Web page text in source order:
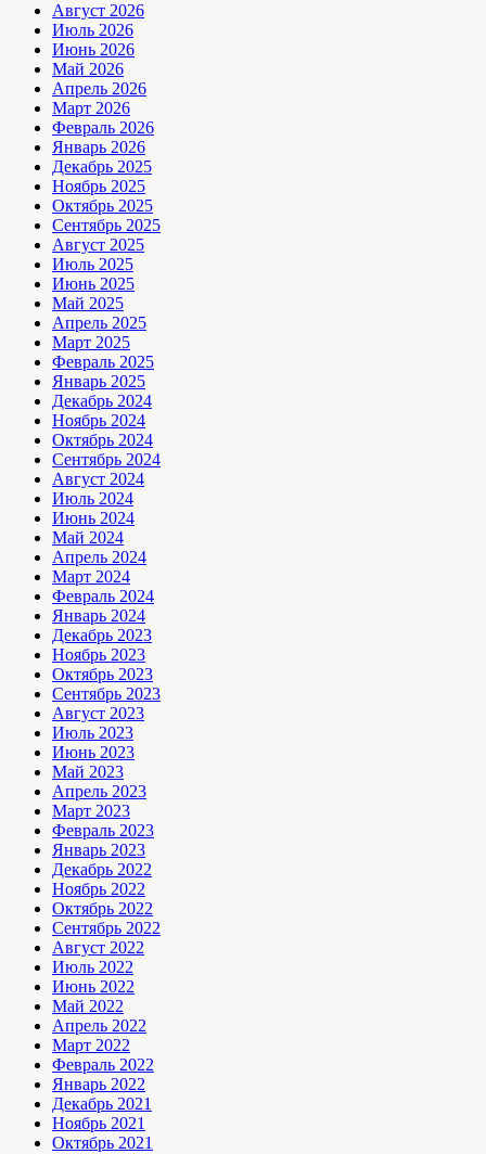
Август 2026
Июль 2026
Июнь 2026
Май 2026
Апрель 2026
Март 2026
Февраль 2026
Январь 2026
Декабрь 2025
Ноябрь 2025
Октябрь 2025
Сентябрь 2025
Август 2025
Июль 2025
Июнь 2025
Май 2025
Апрель 2025
Март 2025
Февраль 2025
Январь 2025
Декабрь 2024
Ноябрь 2024
Октябрь 2024
Сентябрь 2024
Август 2024
Июль 2024
Июнь 2024
Май 2024
Апрель 2024
Март 2024
Февраль 2024
Январь 2024
Декабрь 2023
Ноябрь 2023
Октябрь 2023
Сентябрь 2023
Август 2023
Июль 2023
Июнь 2023
Май 2023
Апрель 2023
Март 2023
Февраль 2023
Январь 2023
Декабрь 2022
Ноябрь 2022
Октябрь 2022
Сентябрь 2022
Август 2022
Июль 2022
Июнь 2022
Май 2022
Апрель 2022
Март 2022
Февраль 2022
Январь 2022
Декабрь 2021
Ноябрь 2021
Октябрь 2021